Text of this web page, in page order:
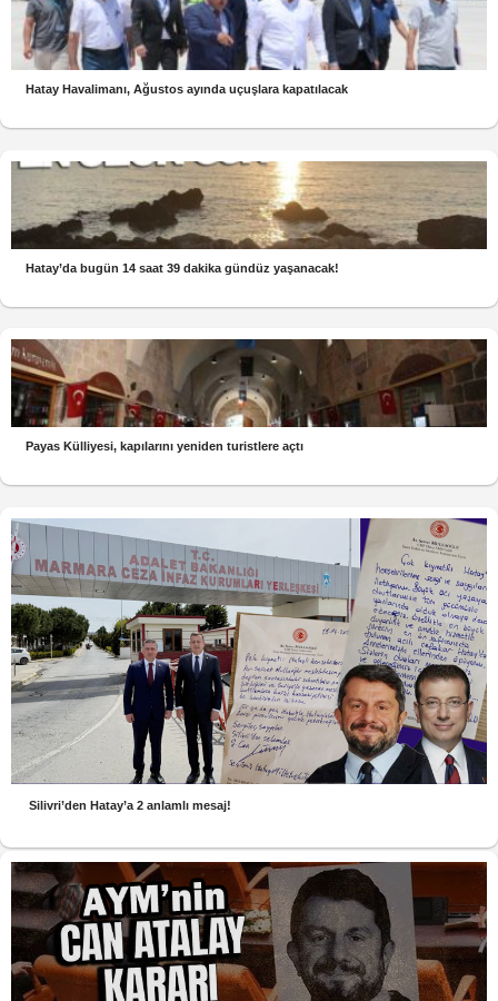
Hatay Havalimanı, Ağustos ayında uçuşlara kapatılacak
Hatay’da bugün 14 saat 39 dakika gündüz yaşanacak!
Payas Külliyesi, kapılarını yeniden turistlere açtı
Silivri’den Hatay’a 2 anlamlı mesaj!